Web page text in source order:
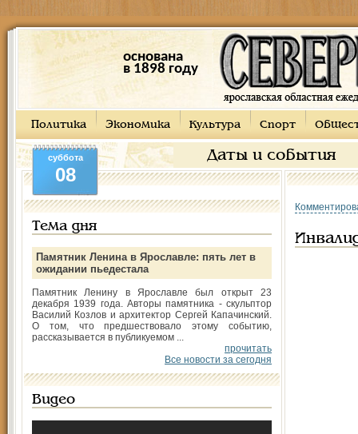
основана
в 1898 году
Политика Экономика Культура Спорт
Даты и события
суббота
08
Тема дня
Памятник Ленина в Ярославле: пять лет в
ожидании пьедестала
Памятник Ленину в Ярославле был открыт 23
декабря 1939 года. Авторы памятника - скульптор
Василий Козлов и архитектор Сергей Капачинский.
О том, что предшествовало этому событию,
рассказывается в публикуемом ...
прочитать
Все новости за сегодня
Видео